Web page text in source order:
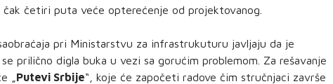
četiri puta veće opterećenje od projektovanog.
pri Ministarstvu za infrastrukuturu javljaju da je
prilično digla buka u vezi sa gorućim problemom. Za rešavanje
„ Putevi Srbije“, koje će započeti radove čim stručnjaci završe